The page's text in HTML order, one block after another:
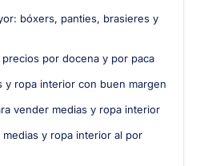
bóxers, panties, brasieres y
por docena y por paca
y ropa interior con buen margen
vender medias y ropa interior
y ropa interior al por